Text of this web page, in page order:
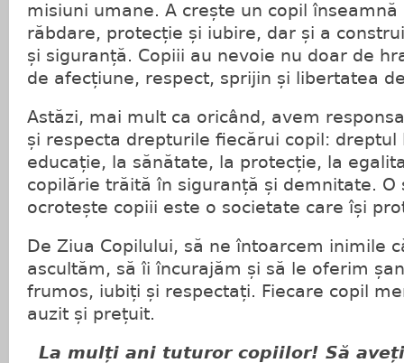
misiuni umane. A crește un copil
răbdare, protecție și iubire, dar și a
și siguranță. Copiii au nevoie nu doar de
de afecțiune, respect, sprijin și libertatea
Astăzi, mai mult ca oricând, avem
și respecta drepturile fiecărui copil: dreptul
educație, la sănătate, la protecție, la
copilărie trăită în siguranță și demnitate. O
ocrotește copiii este o societate care își
De Ziua Copilului, să ne întoarcem inimile
ascultăm, să îi încurajăm și să le oferim
frumos, iubiți și respectați. Fiecare copil
auzit și prețuit.
La mulți ani tuturor copiilor! Să